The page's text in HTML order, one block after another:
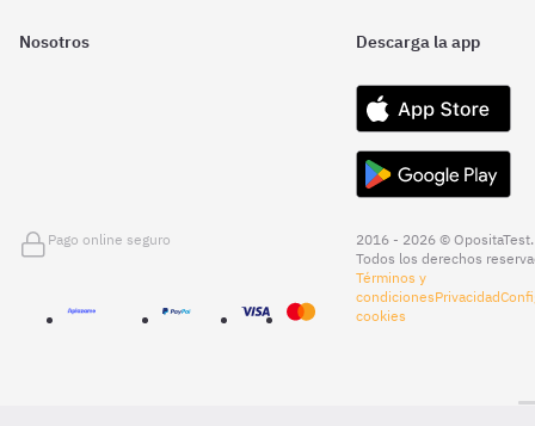
Nosotros Descarga la app
Pago online seguro
2016 - 2026 © OpositaTest.
Todos los derechos
Términos y
condicionesPrivacidad
cookies